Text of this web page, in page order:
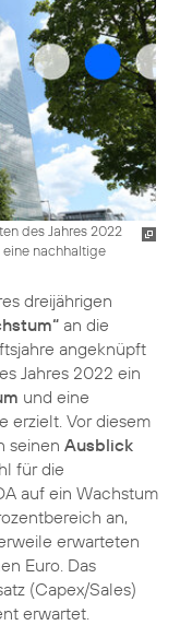
des Jahres 2022
nachhaltige
dreijährigen
an die
angeknüpft
Jahres 2022 ein
und eine
erzielt. Vor diesem
seinen Ausblick
für die
auf ein Wachstum
an,
erwarteten
Euro. Das
(Capex/Sales)
erwartet.